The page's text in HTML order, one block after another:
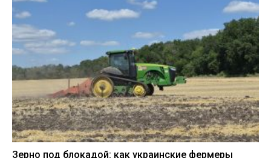
Зерно под блокадой: как украинские фермеры